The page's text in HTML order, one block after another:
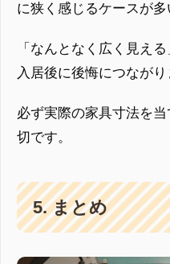
に狭く感じるケースが多
「なんとなく広く見え
入居後に後悔につながり
必ず実際の家具寸法を
切です。
5. まとめ